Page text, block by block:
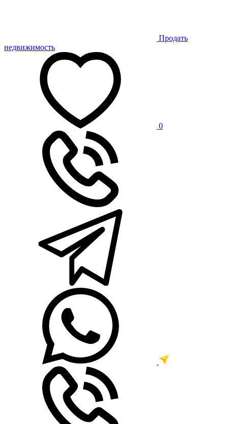
Продать
недвижимость
0